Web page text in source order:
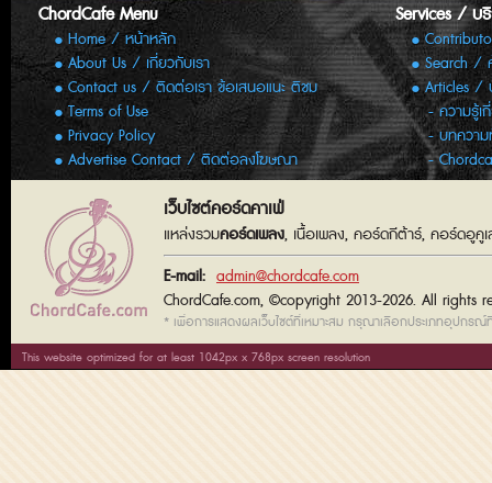
ChordCafe Menu
Home / หน้าหลัก
About Us / เกี่ยวกับเรา
Contact us / ติดต่อเรา ข้อเสนอแนะ ติชม
Terms of Use
Privacy Policy
Advertise Contact / ติดต่อลงโฆษณา
Services / บ
Search /
Articles /
ความรู้
บทความ
เว็บไซต์คอร์ดคาเฟ่
แหล่งรวมคอร์ดเพลง, เนื้อเพลง, คอร์ดกีต้าร์, คอร์ดอูคู
E-mail: admin@chordcafe.com
ChordCafe.com, ©copyright 2013-2026. All rights
* เพื่อการแสดงผลเว็บไซต์ที่เหมาะสม กรุณาเลือกประเภทอุปกรณ์
This website optimized for at least 1042px x 768px screen resolution